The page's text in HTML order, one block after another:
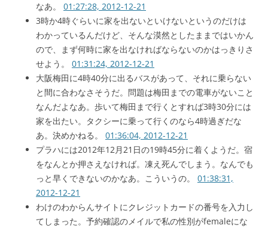
なあ。 01:27:28, 2012-12-21
3時か4時ぐらいに家を出ないといけないというのだけは
わかっているんだけど、そんな漠然としたままではいかん
ので、まず何時に家を出なければならないのかはっきりさ
せよう。 01:31:24, 2012-12-21
大阪梅田に4時40分に出るバスがあって、それに乗らない
と間に合わなさそうだ。問題は梅田までの電車がないこと
なんだよなあ。歩いて梅田まで行くとすれば3時30分には
家を出たい。タクシーに乗って行くのなら4時過ぎだな
あ。決めかねる。 01:36:04, 2012-12-21
プラハには2012年12月21日の19時45分に着くようだ。宿
をなんとか押さえなければ。凍え死んでしまう。なんでも
っと早くできないのかなあ。こういうの。 01:38:31,
2012-12-21
わけのわからんサイトにクレジットカードの番号を入力し
てしまった。予約確認のメイルで私の性別がfemaleにな